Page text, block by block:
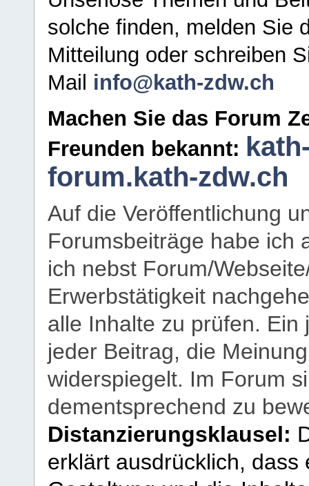
solche finden, melden Sie
Mitteilung oder schreiben
Mail info@kath-zdw.ch
Machen Sie das Forum
Freunden bekannt:
forum.kath-zdw.ch
Auf die Veröffentlichung
Forumsbeiträge habe ich
ich nebst Forum/
Erwerbstätigkeit
alle Inhalte zu prüfen.
jeder Beitrag, die
widerspiegelt. Im Forum
dementsprechend zu
Distanzierungsklausel:
erklärt ausdrücklich,